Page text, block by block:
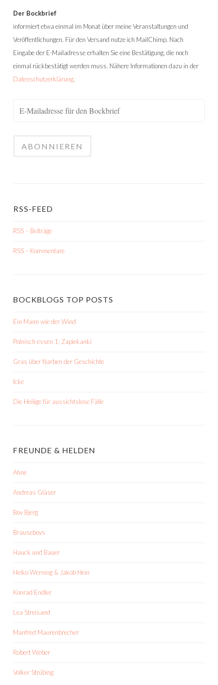
Der Bockbrief
informiert etwa einmal im Monat über meine Veranstaltungen und
Veröffentlichungen. Für den Versand nutze ich MailChimp. Nach
Eingabe der E-Mailadresse erhalten Sie eine Bestätigung, die noch
einmal rückbestätigt werden muss. Nähere Informationen dazu in der
Datenschutzerklärung.
RSS-FEED
RSS – Beiträge
RSS – Kommentare
BOCKBLOGS TOP POSTS
Ein Mann wie der Wind
Polnisch essen 1: Zapiekanki
Gras über Narben der Geschichte
Icke
Die Heilige für aussichtslose Fälle
FREUNDE & HELDEN
Ahne
Andreas Gläser
Bov Bjerg
Brauseboys
Hauck und Bauer
Heiko Werning & Jakob Hein
Konrad Endler
Lea Streisand
Manfred Maurenbrecher
Robert Weber
Volker Strübing